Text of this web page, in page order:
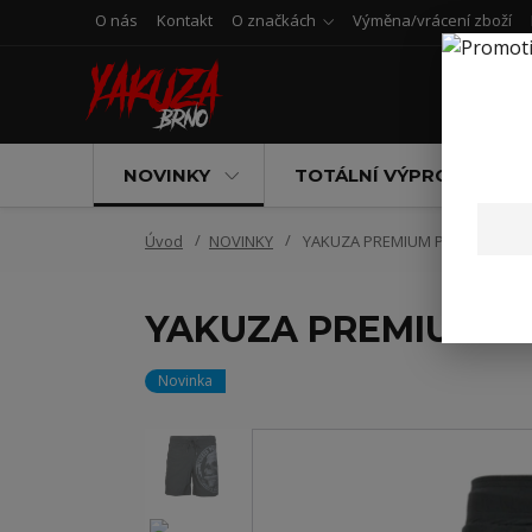
O nás Kontakt O značkách Výměna/vrácení zboží
NOVINKY TOTÁLNÍ VÝPRODEJ
Úvod NOVINKY YAKUZA PREMIUM PÁNSKÉ
YAKUZA PREMIUM
Novinka